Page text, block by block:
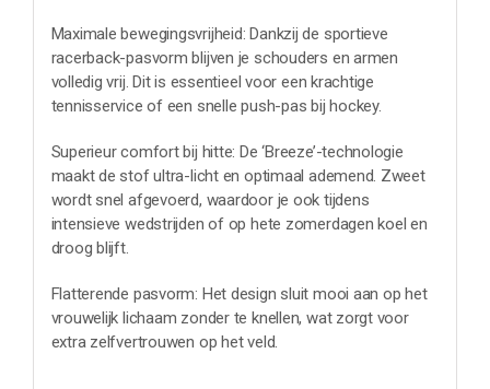
Maximale bewegingsvrijheid: Dankzij de sportieve
racerback-pasvorm blijven je schouders en armen
volledig vrij. Dit is essentieel voor een krachtige
tennisservice of een snelle push-pas bij hockey.
Superieur comfort bij hitte: De ‘Breeze’-technologie
maakt de stof ultra-licht en optimaal ademend. Zweet
wordt snel afgevoerd, waardoor je ook tijdens
intensieve wedstrijden of op hete zomerdagen koel en
droog blijft.
Flatterende pasvorm: Het design sluit mooi aan op het
vrouwelijk lichaam zonder te knellen, wat zorgt voor
extra zelfvertrouwen op het veld.